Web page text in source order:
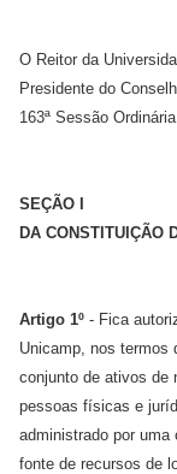
O Reitor da
Presidente do
163ª Sessão
SEÇÃO I
DA CONSTITUIÇÃO
Artigo 1º - Fica
Unicamp, nos termos
conjunto de ativos de
pessoas físicas e
administrado por
fonte de recursos de